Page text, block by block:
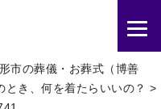
市の葬儀・お葬式（博善
とき、何を着たらいいの？ >